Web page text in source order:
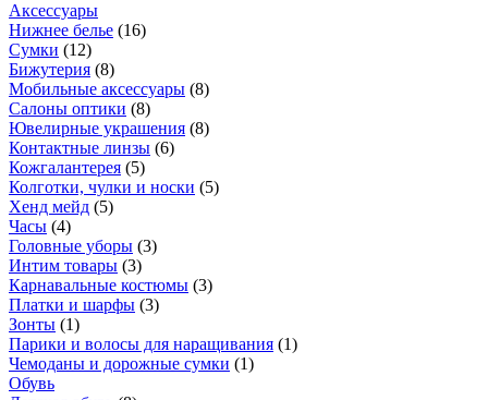
Аксессуары
Нижнее белье (16)
Сумки (12)
Бижутерия (8)
Мобильные аксессуары (8)
Салоны оптики (8)
Ювелирные украшения (8)
Контактные линзы (6)
Кожгалантерея (5)
Колготки, чулки и носки (5)
Хенд мейд (5)
Часы (4)
Головные уборы (3)
Интим товары (3)
Карнавальные костюмы (3)
Платки и шарфы (3)
Зонты (1)
Парики и волосы для наращивания (1)
Чемоданы и дорожные сумки (1)
Обувь